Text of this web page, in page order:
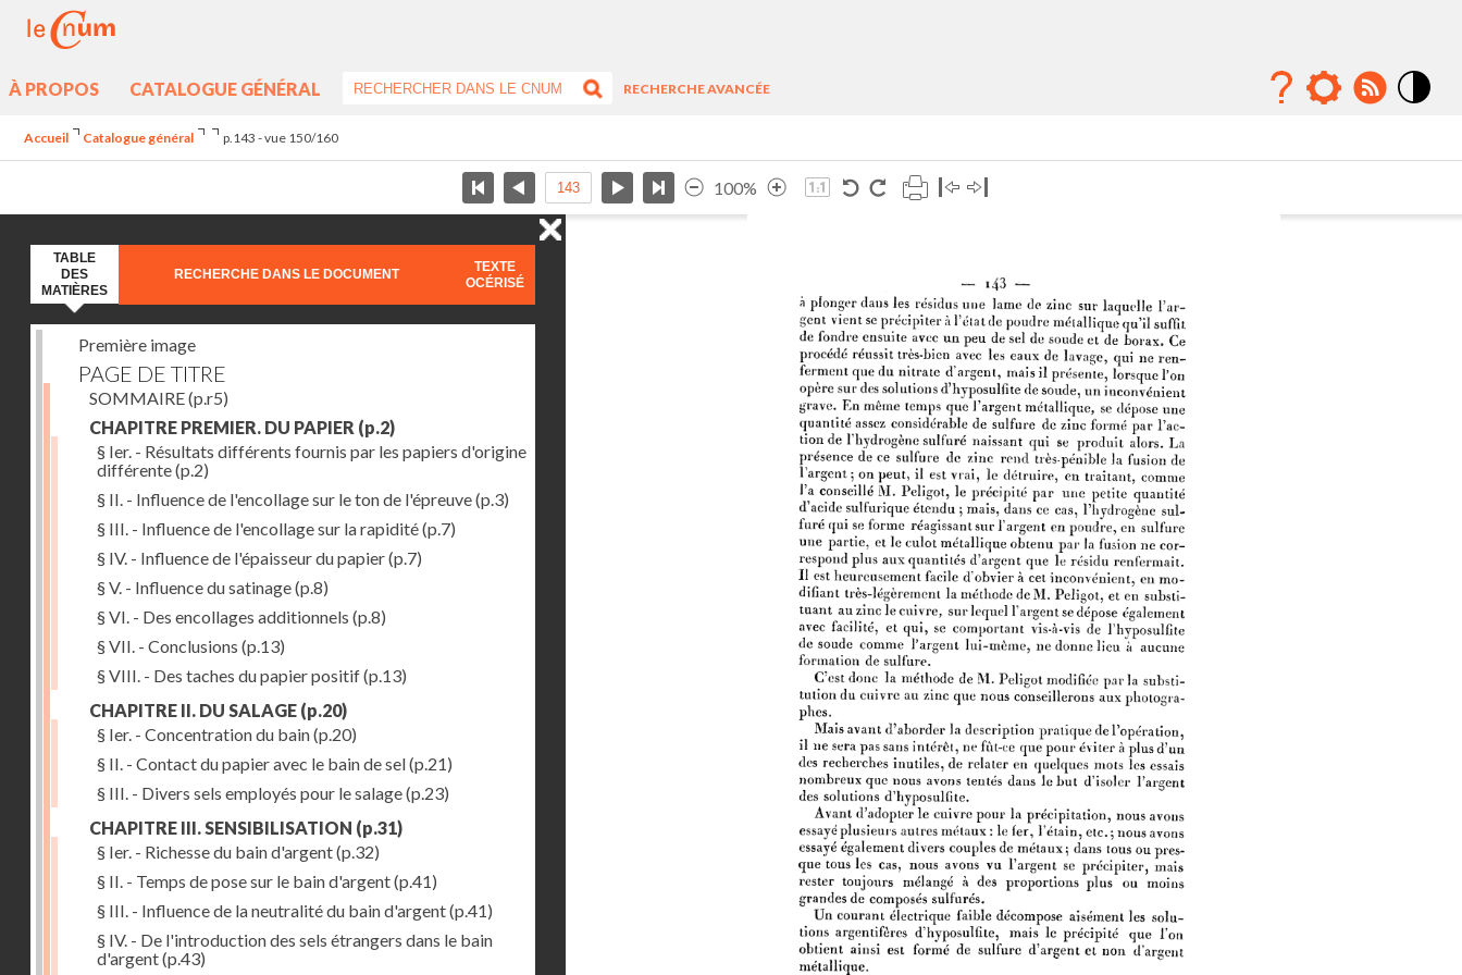
À PROPOS CATALOGUE GÉNÉRAL
RECHERCHE AVANCÉE
Accueil Catalogue général p.143 - vue 150/160
100%
TABLE
DES
MATIÈRES
RECHERCHE DANS LE DOCUMENT
TEXTE
OCÉRISÉ
Première image
PAGE DE TITRE
SOMMAIRE(p.r5)
CHAPITRE PREMIER. DU PAPIER (p.2)
§ Ier. - Résultats différents fournis par les papiers d'origine
différente(p.2)
§ II. - Influence de l'encollage sur le ton de l'épreuve(p.3)
§ III. - Influence de l'encollage sur la rapidité(p.7)
§ IV. - Influence de l'épaisseur du papier(p.7)
§ V. - Influence du satinage(p.8)
§ VI. - Des encollages additionnels (p.8)
§ VII. - Conclusions (p.13)
§ VIII. - Des taches du papier positif(p.13)
CHAPITRE II. DU SALAGE (p.20)
§ Ier. - Concentration du bain(p.20)
§ II. - Contact du papier avec le bain de sel(p.21)
§ III. - Divers sels employés pour le salage(p.23)
CHAPITRE III. SENSIBILISATION (p.31)
§ Ier. - Richesse du bain d'argent(p.32)
§ II. - Temps de pose sur le bain d'argent(p.41)
§ III. - Influence de la neutralité du bain d'argent(p.41)
§ IV. - De l'introduction des sels étrangers dans le bain
d'argent(p.43)